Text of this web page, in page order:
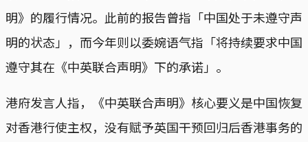
明》的履行情况。此前的报告曾指「中国处于未遵守声
明的状态」，而今年则以委婉语气指「将持续要求中国
遵守其在《中英联合声明》下的承诺」。
港府发言人指，《中英联合声明》核心要义是中国恢复
对香港行使主权，没有赋予英国干预回归后香港事务的